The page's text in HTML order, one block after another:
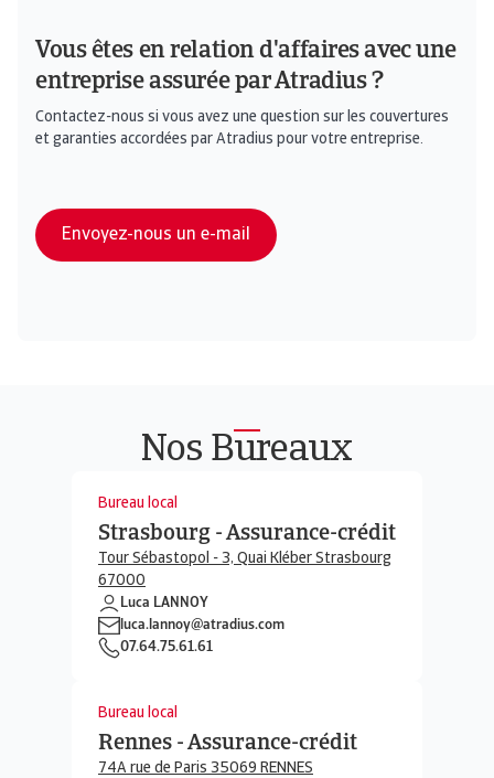
Vous êtes en relation d'affaires avec une
entreprise assurée par Atradius ?
Contactez-nous si vous avez une question sur les couvertures
et garanties accordées par Atradius pour votre entreprise.
Envoyez-nous un e-mail
Nos Bureaux
Bureau local
Strasbourg - Assurance-crédit
Tour Sébastopol - 3, Quai Kléber Strasbourg
67000
Luca LANNOY
luca.lannoy@atradius.com
07.64.75.61.61
Bureau local
Rennes - Assurance-crédit
74A rue de Paris 35069 RENNES